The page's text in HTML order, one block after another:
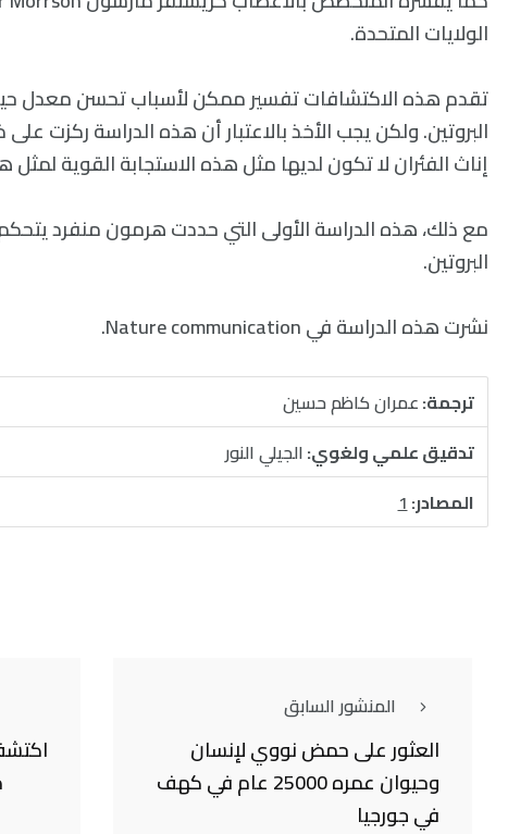
الولايات المتحدة.
تقدم هذه الاكتشافات تفسير ممكن لأسباب تحسن معدل
البروتين. ولكن يجب الأخذ بالاعتبار أن هذه الدراسة ركزت
إناث الفئران لا تكون لديها مثل هذه الاستجابة القوية لمثل
مع ذلك، هذه الدراسة الأولى التي حددت هرمون منفرد يتحكم
البروتين.
نشرت هذه الدراسة في Nature communication.
ترجمة:عمران كاظم حسين
تدقيق علمي ولغوي:الجيلي النور
المصادر:1
المنشور السابق
العثور على حمض نووي لإنسان
وحيوان عمره 25000 عام في كهف
في جورجيا